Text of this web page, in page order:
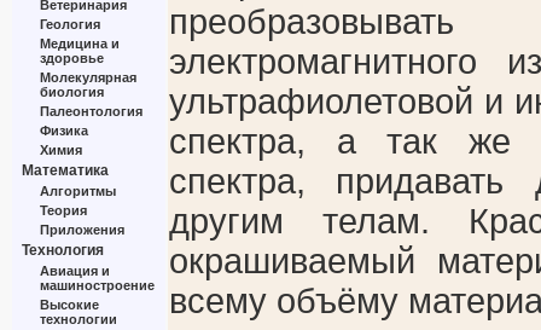
Ветеринария
Геология
Медицина и
здоровье
Молекулярная
биология
Палеонтология
Физика
Химия
Математика
Алгоритмы
Теория
Приложения
Технология
Авиация и
машиностроение
Высокие
технологии
электромагнитного
ультрафиолетовой и
спектра, а так же
спектра, придавать
другим телам.
окрашиваемый
всему объёму